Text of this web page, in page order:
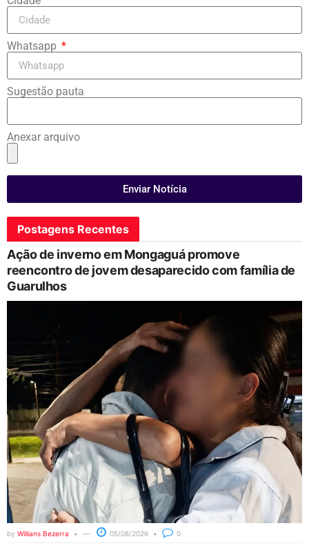
Whatsapp
Sugestão pauta
Anexar arquivo
Enviar Notícia
Postagens Recentes
Ação de inverno em Mongaguá promove
reencontro de jovem desaparecido com família de
Guarulhos
by Willians Bezerra 05/08/2026 0